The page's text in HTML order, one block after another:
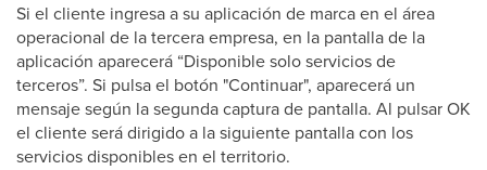
Si el cliente ingresa a su aplicación de marca en el área
operacional de la tercera empresa, en la pantalla de la
aplicación aparecerá “Disponible solo servicios de
terceros”. Si pulsa el botón "Continuar", aparecerá un
mensaje según la segunda captura de pantalla. Al pulsar OK
el cliente será dirigido a la siguiente pantalla con los
servicios disponibles en el territorio.